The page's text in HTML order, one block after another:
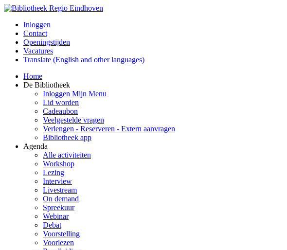
Inloggen
Contact
Openingstijden
Vacatures
Translate (English and other languages)
Home
De Bibliotheek
Inloggen Mijn Menu
Lid worden
Cadeaubon
Veelgestelde vragen
Verlengen - Reserveren - Extern aanvragen
Bibliotheek app
Agenda
Alle activiteiten
Workshop
Lezing
Interview
Livestream
On demand
Spreekuur
Webinar
Debat
Voorstelling
Voorlezen